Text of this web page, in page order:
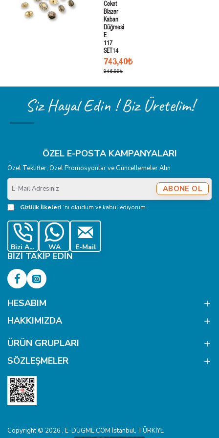
Ceket
Blazer
Kaban
Düğmesi
E
117
SET14
743,40₺
946,99₺
Siz Hayal Edin ! Biz Üretelim!
ÖZEL E-POSTA KAMPANYALARI
Özel Teklifler, Özel Promosyonlar ve Güncellemeler Alın
E-
Mail
Adresiniz
ABONE OL
Gizlilik İlkeleri 'ni okudum ve kabul ediyorum.
Bizi Ara WA E-Mail
BIZI TAKIP EDIN
HESABIM
HAKKIMIZDA
ÜRÜN GRUPLARI
SÖZLEŞMELER
Copyright © 2026 , E-DUGME.COM İstanbul, TÜRKİYE